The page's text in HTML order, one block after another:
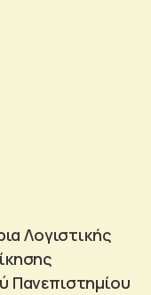
Λογιστικής
Πανεπιστημίου